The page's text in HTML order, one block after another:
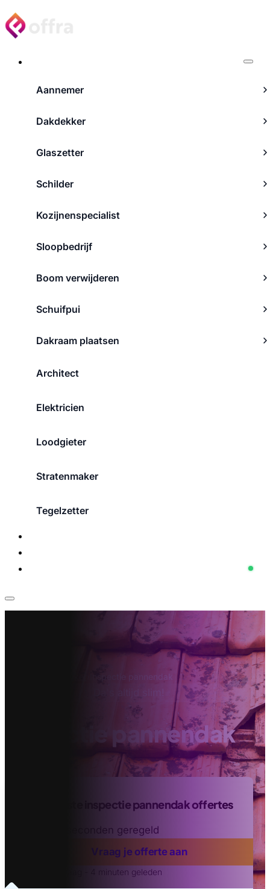
Aannemer
Dakdekker
Glaszetter
Schilder
Kozijnenspecialist
Sloopbedrijf
Boom verwijderen
Schuifpui
Dakraam plaatsen
Architect
Elektricien
Loodgieter
Stratenmaker
Tegelzetter
Vind de beste inspectie pannendak offertes
Binnen 20 seconden geregeld
Vraag je offerte aan
Laatste aanvraag - 4 minuten geleden
Inspectie pannendak
Inspectie pannendak